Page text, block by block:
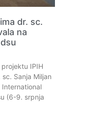
dr. sc.
na
IPIH
Sanja Miljan
International
(6-9. srpnja